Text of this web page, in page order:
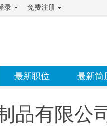
录 免费注册
最新职位 最新简
品有限公